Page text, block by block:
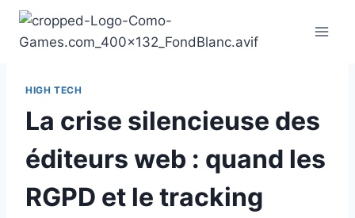
Aller
contenu
HIGH TECH
La crise silencieuse des
éditeurs web : quand les
RGPD et le tracking